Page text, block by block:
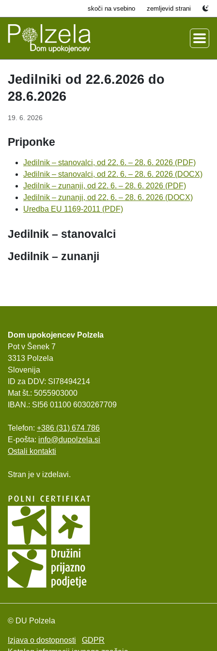
skoči na vsebino zemljevid strani
Jedilniki od 22.6.2026 do
28.6.2026
19. 6. 2026
Priponke
Jedilnik – stanovalci, od 22. 6. – 28. 6. 2026 (PDF)
Jedilnik – stanovalci, od 22. 6. – 28. 6. 2026 (DOCX)
Jedilnik – zunanji, od 22. 6. – 28. 6. 2026 (PDF)
Jedilnik – zunanji, od 22. 6. – 28. 6. 2026 (DOCX)
Uredba EU 1169-2011 (PDF)
Jedilnik – stanovalci
Jedilnik – zunanji
Dom upokojencev Polzela
Pot v Šenek 7
3313 Polzela
Slovenija
ID za DDV: SI78494214
Mat št.: 5055903000
IBAN.: SI56 01100 6030267709
Telefon: +386 (31) 674 786
E-pošta: info@dupolzela.si
Ostali kontakti
Stran je v izdelavi.
© DU Polzela
Izjava o dostopnosti
GDPR